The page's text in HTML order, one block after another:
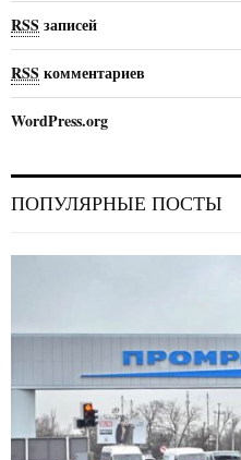
RSS записей
RSS комментариев
WordPress.org
ПОПУЛЯРНЫЕ ПОСТЫ